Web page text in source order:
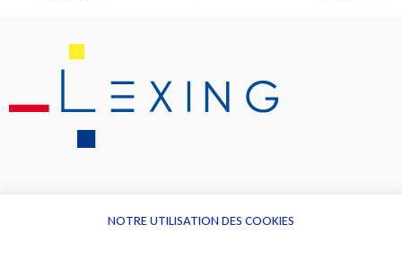
NOTRE UTILISATION DES COOKIES